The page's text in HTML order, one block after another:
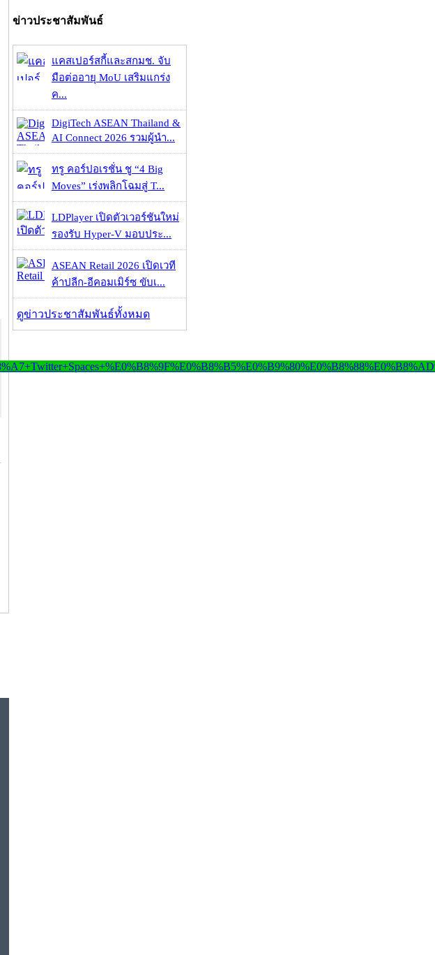
ข่าวประชาสัมพันธ์
แคสเปอร์สกี้และสกมช. จับ
มือต่ออายุ MoU เสริมแกร่ง
ค...
DigiTech ASEAN Thailand &
AI Connect 2026 รวมผู้นำ...
ทรู คอร์ปอเรชั่น ชู “4 Big
Moves” เร่งพลิกโฉมสู่ T...
LDPlayer เปิดตัวเวอร์ชันใหม่
รองรับ Hyper-V มอบประ...
ASEAN Retail 2026 เปิดเวที
ค้าปลีก-อีคอมเมิร์ซ ขับเ...
ดูข่าวประชาสัมพันธ์ทั้งหมด